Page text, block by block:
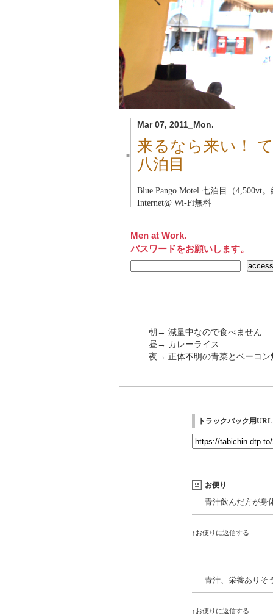
Mar 07, 2011_Mon.
■
来るなら来い！
八泊目
Blue Pango Motel 七泊目（4,500vt。
Internet@ Wi-Fi無料
Men at Work.
パスワードをお願いします。
朝→ 減量中なので食べません
昼→ カレーライス
夜→ 正体不明の青菜とベーコン
トラックバック用URL
お便り
青汁飲んだ方が身
↑お便りに返信する
青汁、栄養ありそ
↑お便りに返信する